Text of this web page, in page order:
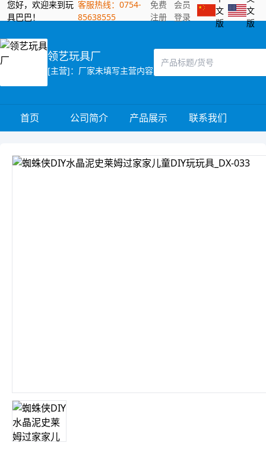
您好，欢迎来到玩
具巴巴！
客服热线：0754-
85638555
免费
注册
会员
登录
文
版
文
版
领艺玩具厂
[主营]：厂家未填写主营内容
首页 公司简介 产品展示 联系我们